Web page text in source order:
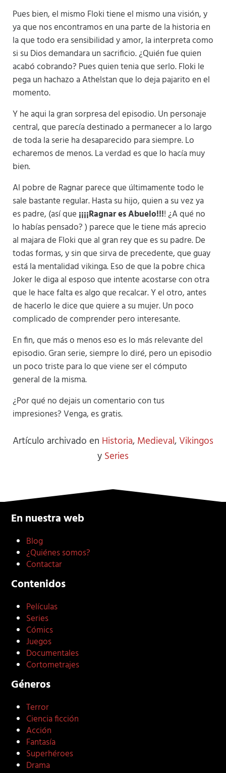
Pues bien, el mismo Floki tiene el mismo una visión, y
ya que nos encontramos en una parte de la historia en
la que todo era sensibilidad y amor, la interpreta como
si su Dios demandara un sacrificio. ¿Quién fue quien
acabó cobrando? Pues quien tenia que serlo. Floki le
pega un hachazo a Athelstan que lo deja pajarito en el
momento.
Y he aqui la gran sorpresa del episodio. Un personaje
central, que parecía destinado a permanecer a lo largo
de toda la serie ha desaparecido para siempre. Lo
echaremos de menos. La verdad es que lo hacía muy
bien.
Al pobre de Ragnar parece que últimamente todo le
sale bastante regular. Hasta su hijo, quien a su vez ya
es padre, (así que ¡¡¡¡Ragnar es Abuelo!!!! ¿A qué no
lo habías pensado? ) parece que le tiene más aprecio
al majara de Floki que al gran rey que es su padre. De
todas formas, y sin que sirva de precedente, que guay
está la mentalidad vikinga. Eso de que la pobre chica
Joker le diga al esposo que intente acostarse con otra
que le hace falta es algo que recalcar. Y el otro, antes
de hacerlo le dice que quiere a su mujer. Un poco
complicado de comprender pero interesante.
En fin, que más o menos eso es lo más relevante del
episodio. Gran serie, siempre lo diré, pero un episodio
un poco triste para lo que viene ser el cómputo
general de la misma.
¿Por qué no dejais un comentario con tus
impresiones? Venga, es gratis.
Artículo archivado en Historia, Medieval,Vikingos
y Series
En nuestra web
Blog
¿Quiénes somos?
Contactar
Contenidos
Películas
Series
Cómics
Juegos
Documentales
Cortometrajes
Géneros
Terror
Ciencia ficción
Acción
Fantasía
Superhéroes
Drama